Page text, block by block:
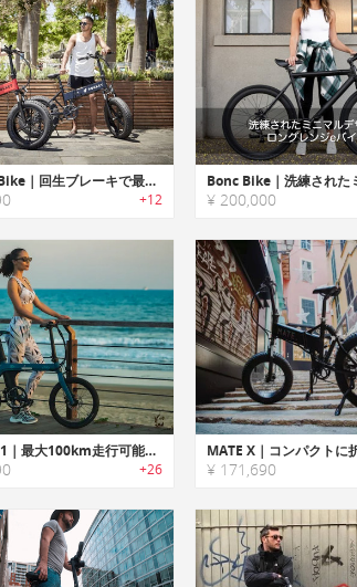
Rocket eBike｜回生ブレーキで最大160km走行可能な折りたたみeバイク「ロケット」
+12 ¥ 200,000
FIIDO D11｜最大100km走行可能な折りたたみ式アーバンeバイク「フィードー」
+26 ¥ 171,690